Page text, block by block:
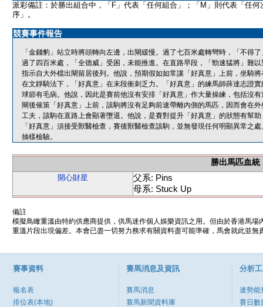
派彩備註：於勝出組合中，「F」代表「任何組合」；「M」則代表「任何
序」。
競賽事件報告
「金錢豹」站立時將頭轉向左邊，出閘緩慢。過了七百米處轉彎時，「不得
過了四百米處，「全德威」受困，未能推進。在直路早段，「勁速猛將」難
指示自大外檔出閘留居後列。他說，預期假如如常讓「好真意」上前，坐騎
在文靜騎法下，「好真意」在末段衝刺乏力。「好真意」的練馬師薛達志證
球節有毛病。他說，因此是賽前他沒有安排「好真意」作大量操練，包括沒
閘後催策「好真意」上前，該駒將沒有足夠前速帶離內側的馬匹，因而會在
工夫，該駒在直路上會顯著墮退。他說，是賽對提升「好真意」的狀態有幫
「好真意」須接受獸醫檢查，賽後獸醫檢查該駒，並無發現任何明顯異常之
抽樣檢驗。
勝出馬匹血統
開心財星
父系: Pins
母系: Stuck Up
備註
模擬鳥瞰重溫由特約供應商提供，供馬迷作個人娛樂資訊之用。但由於香港馬
重溫片段出現偏差。本會已盡一切努力務求有關資料盡可能準確，馬會就此並
賽事資料
報名表
排位表(本地)
賽馬消息及資訊
賽馬消息
賽馬新聞資料庫
分析
速勢能
賽日數